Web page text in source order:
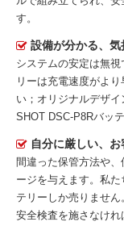
す。
設備が分かる、
システムの安定は無
リーは充電速度がよ
い；オリジナルデザ
SHOT DSC-P8Rバッ
自分に厳しい、
間違った保管方法や
ージを与えます。私た
テリー しか売りませ
安全検査を施さなけ